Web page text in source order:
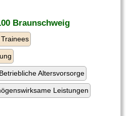
Braunschweig
Betriebliche Altersvorsorge
Leistungen